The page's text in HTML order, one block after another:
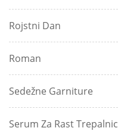
Rojstni Dan
Roman
Sedežne Garniture
Serum Za Rast Trepalnic